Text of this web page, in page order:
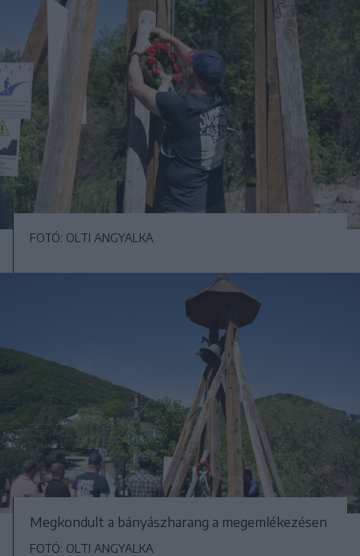
FOTÓ: OLTI ANGYALKA
Megkondult a bányászharang a megemlékezésen
FOTÓ: OLTI ANGYALKA